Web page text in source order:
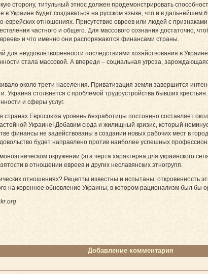
сторону, титульный этнос должен продемонстрировать
Украи­не будет создаваться на русском языке, что и в дальнейшем
еврейских отношениях. Присутствие евреев или людей с
частного и общего. Для массового сознания достаточно,
и что именно они распоряжаются финансами страны.
неудовлетворенности последствиями хозяйствования в
стала массовой. А впереди – социальная угроза,
около трети населения. Приватизация земли завершится
Украина столкнется с проблемой трудоустройства бывших
и сферы услуг.
Евро­сою­за уровень безработицы постоянно составляет
Украине! До­ба­вим сюда и жилищный кризис, который
финансы не задействованы в создании новых рабочих мест в
будет направлено против наи­бо­лее успешных
окружении (эта черта характерна для украинского
в отношении евреев и других неславянских этногрупп.
отношениях? Рецепты известны и испытаны: откровенность
на коренное обновление Украины, в котором рационализм был бы
Добавление комментария